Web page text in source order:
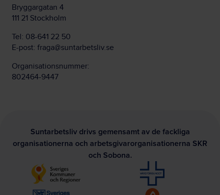
Bryggargatan 4
111 21 Stockholm
Tel: 08-641 22 50
E-post: fraga@suntarbetsliv.se
Organisationsnummer:
802464-9447
Suntarbetsliv drivs gemensamt av de fackliga
organisationerna och arbetsgivarorganisationerna SKR
och Sobona.